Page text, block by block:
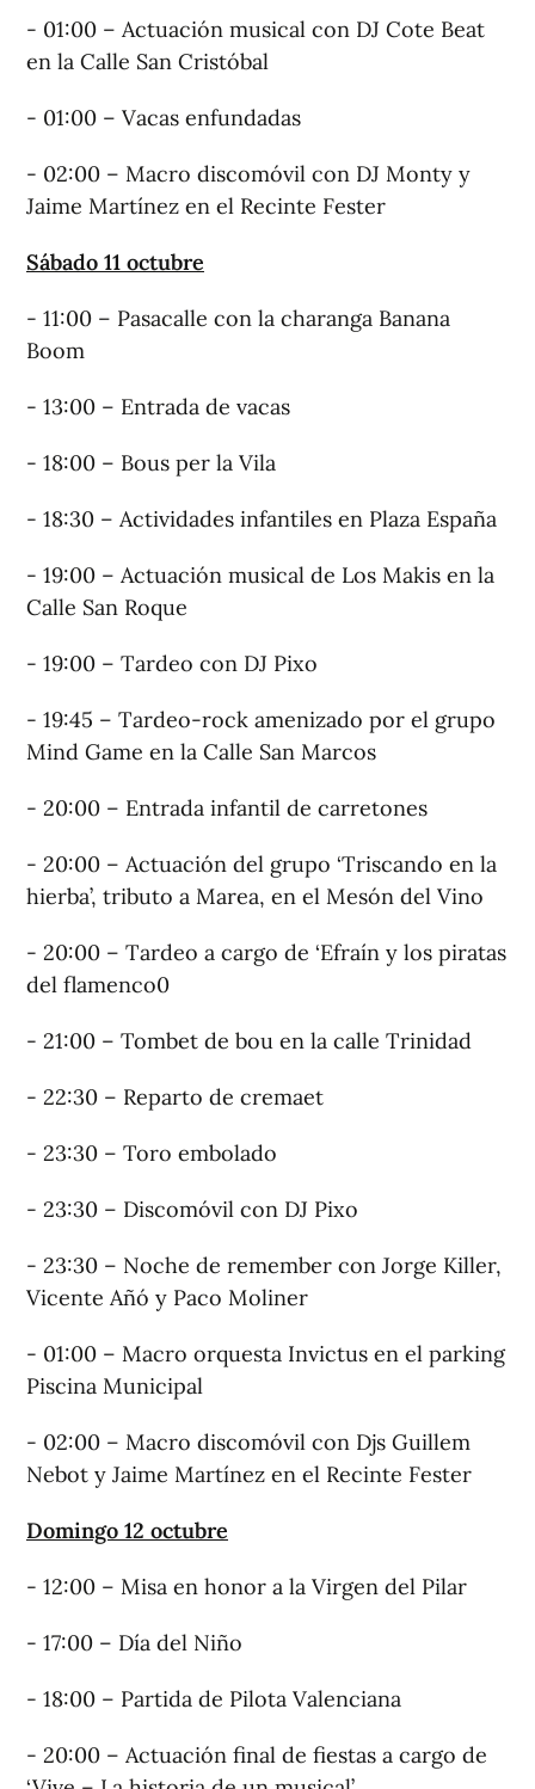
- 01:00 – Actuación musical con DJ Cote Beat
en la Calle San Cristóbal
- 01:00 – Vacas enfundadas
- 02:00 – Macro discomóvil con DJ Monty y
Jaime Martínez en el Recinte Fester
Sábado 11 octubre
- 11:00 – Pasacalle con la charanga Banana
Boom
- 13:00 – Entrada de vacas
- 18:00 – Bous per la Vila
- 18:30 – Actividades infantiles en Plaza España
- 19:00 – Actuación musical de Los Makis en la
Calle San Roque
- 19:00 – Tardeo con DJ Pixo
- 19:45 – Tardeo-rock amenizado por el grupo
Mind Game en la Calle San Marcos
- 20:00 – Entrada infantil de carretones
- 20:00 – Actuación del grupo ‘Triscando en la
hierba’, tributo a Marea, en el Mesón del Vino
- 20:00 – Tardeo a cargo de ‘Efraín y los piratas
del flamenco0
- 21:00 – Tombet de bou en la calle Trinidad
- 22:30 – Reparto de cremaet
- 23:30 – Toro embolado
- 23:30 – Discomóvil con DJ Pixo
- 23:30 – Noche de remember con Jorge Killer,
Vicente Añó y Paco Moliner
- 01:00 – Macro orquesta Invictus en el parking
Piscina Municipal
- 02:00 – Macro discomóvil con Djs Guillem
Nebot y Jaime Martínez en el Recinte Fester
Domingo 12 octubre
- 12:00 – Misa en honor a la Virgen del Pilar
- 17:00 – Día del Niño
- 18:00 – Partida de Pilota Valenciana
- 20:00 – Actuación final de fiestas a cargo de